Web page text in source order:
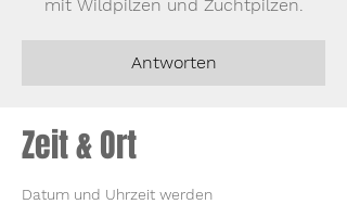
mit Wildpilzen und Zuchtpilzen.
Antworten
Zeit & Ort
Datum und Uhrzeit werden